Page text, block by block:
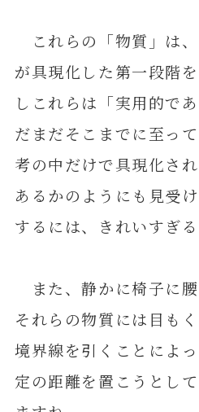
これらの「物質」は、
が具現化した第一段階
しこれらは「実用的で
だまだそこまでに至っ
考の中だけで具現化さ
あるかのようにも見受
するには、きれいすぎる
また、静かに椅子に腰
それらの物質には目も
境界線を引くことによ
定の距離を置こうとし